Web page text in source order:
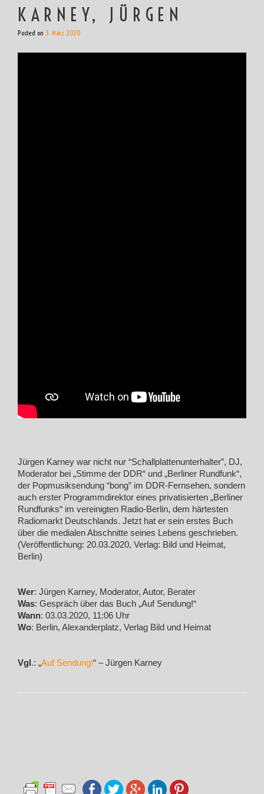
KARNEY, JÜRGEN
Posted on 3. März 2020
Jürgen Karney war nicht nur “Schallplattenunterhalter”, DJ,
Moderator bei „Stimme der DDR“ und „Berliner Rundfunk“,
der Popmusiksendung “bong” im DDR-Fernsehen, sondern
auch erster Programmdirektor eines privatisierten „Berliner
Rundfunks“ im vereinigten Radio-Berlin, dem härtesten
Radiomarkt Deutschlands. Jetzt hat er sein erstes Buch
über die medialen Abschnitte seines Lebens geschrieben.
(Veröffentlichung: 20.03.2020, Verlag: Bild und Heimat,
Berlin)
Wer: Jürgen Karney, Moderator, Autor, Berater
Was: Gespräch über das Buch „Auf Sendung!“
Wann: 03.03.2020, 11:06 Uhr
Wo: Berlin, Alexanderplatz, Verlag Bild und Heimat
Vgl .: „Auf Sendung!“ – Jürgen Karney